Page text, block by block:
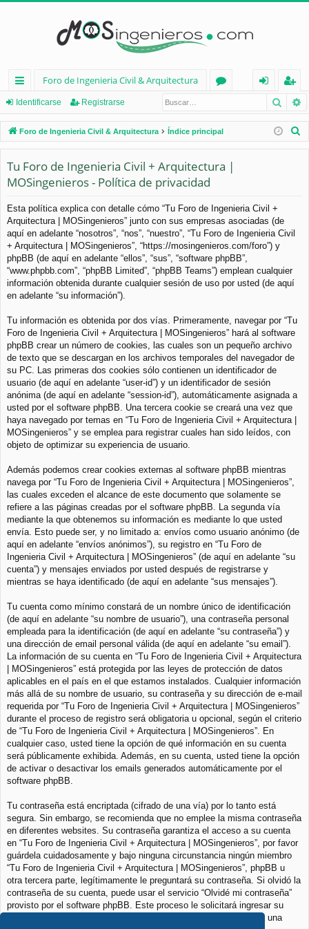
nl
ac
es
rá
pi
d
os
Foro de Ingenieria Civil & Arquitectura
os
nt
ifi
e
eg
ist
ra
Identificarse Registrarse
Foro de Ingenieria Civil & Arquitectura Índice principal
Tu Foro de Ingenieria Civil + Arquitectura |
MOSingenieros - Política de privacidad
Esta política explica con detalle cómo “Tu Foro de Ingenieria Civil +
Arquitectura | MOSingenieros” junto con sus empresas asociadas (de
aquí en adelante “nosotros”, “nos”, “nuestro”, “Tu Foro de Ingenieria Civil
+ Arquitectura | MOSingenieros”, “https://mosingenieros.com/foro”) y
phpBB (de aquí en adelante “ellos”, “sus”, “software phpBB”,
“www.phpbb.com”, “phpBB Limited”, “phpBB Teams”) emplean cualquier
información obtenida durante cualquier sesión de uso por usted (de aquí
en adelante “su información”).
Tu información es obtenida por dos vías. Primeramente, navegar por “Tu
Foro de Ingenieria Civil + Arquitectura | MOSingenieros” hará al software
phpBB crear un número de cookies, las cuales son un pequeño archivo
de texto que se descargan en los archivos temporales del navegador de
su PC. Las primeras dos cookies sólo contienen un identificador de
usuario (de aquí en adelante “user-id”) y un identificador de sesión
anónima (de aquí en adelante “session-id”), automáticamente asignada a
usted por el software phpBB. Una tercera cookie se creará una vez que
haya navegado por temas en “Tu Foro de Ingenieria Civil + Arquitectura |
MOSingenieros” y se emplea para registrar cuales han sido leídos, con
objeto de optimizar su experiencia de usuario.
Además podemos crear cookies externas al software phpBB mientras
navega por “Tu Foro de Ingenieria Civil + Arquitectura | MOSingenieros”,
las cuales exceden el alcance de este documento que solamente se
refiere a las páginas creadas por el software phpBB. La segunda vía
mediante la que obtenemos su información es mediante lo que usted
envía. Esto puede ser, y no limitado a: envíos como usuario anónimo (de
aquí en adelante “envíos anónimos”), su registro en “Tu Foro de
Ingenieria Civil + Arquitectura | MOSingenieros” (de aquí en adelante “su
cuenta”) y mensajes enviados por usted después de registrarse y
mientras se haya identificado (de aquí en adelante “sus mensajes”).
Tu cuenta como mínimo constará de un nombre único de identificación
(de aquí en adelante “su nombre de usuario”), una contraseña personal
empleada para la identificación (de aquí en adelante “su contraseña”) y
una dirección de email personal válida (de aquí en adelante “su email”).
La información de su cuenta en “Tu Foro de Ingenieria Civil + Arquitectura
| MOSingenieros” está protegida por las leyes de protección de datos
aplicables en el país en el que estamos instalados. Cualquier información
más allá de su nombre de usuario, su contraseña y su dirección de e-mail
requerida por “Tu Foro de Ingenieria Civil + Arquitectura | MOSingenieros”
durante el proceso de registro será obligatoria u opcional, según el criterio
de “Tu Foro de Ingenieria Civil + Arquitectura | MOSingenieros”. En
cualquier caso, usted tiene la opción de qué información en su cuenta
será públicamente exhibida. Además, en su cuenta, usted tiene la opción
de activar o desactivar los emails generados automáticamente por el
software phpBB.
Tu contraseña está encriptada (cifrado de una vía) por lo tanto está
segura. Sin embargo, se recomienda que no emplee la misma contraseña
en diferentes websites. Su contraseña garantiza el acceso a su cuenta
en “Tu Foro de Ingenieria Civil + Arquitectura | MOSingenieros”, por favor
guárdela cuidadosamente y bajo ninguna circunstancia ningún miembro
“Tu Foro de Ingenieria Civil + Arquitectura | MOSingenieros”, phpBB u
otra tercera parte, legítimamente le preguntará su contraseña. Si olvidó la
contraseña de su cuenta, puede usar el servicio “Olvidé mi contraseña”
provisto por el software phpBB. Este proceso le solicitará ingresar su
nombre de usuario y su email, luego el software phpBB generará una